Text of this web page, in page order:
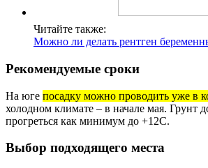
Читайте также:
Можно ли делать рентген
Рекомендуемые сроки
На юге посадку можно проводить уже в
холодном климате – в начале мая. Грунт
прогреться как минимум до +12С.
Выбор подходящего места